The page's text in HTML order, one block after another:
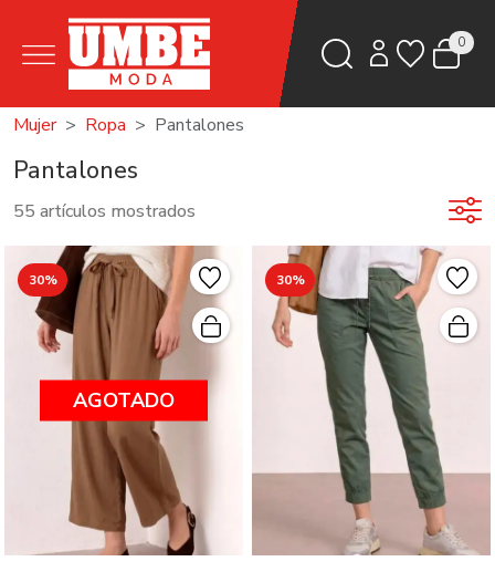
0
Mujer Ropa Pantalones
Pantalones
55 artículos mostrados
30%
AGOTADO
30%